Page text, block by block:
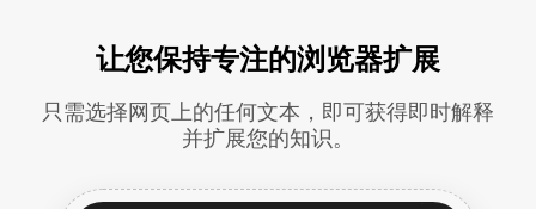
让您保持专注的浏览器扩展
只需选择网页上的任何文本，即可获得即时解释
并扩展您的知识。